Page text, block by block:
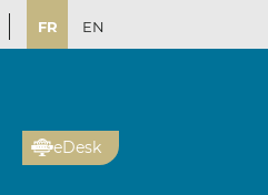
FR EN
eDesk